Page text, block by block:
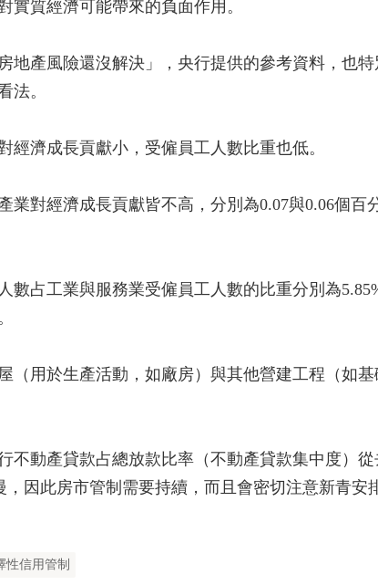
實質經濟可能帶來的負面作用。
地產風險還沒解決」，央行提供的參考資料，也
法。
濟成長貢獻小，受僱員工人數比重也低。
業對經濟成長貢獻皆不高，分別為0.07與0.06個百
數占工業與服務業受僱員工人數的比重分別為
（用於生產活動，如廠房）與其他營建工程（如
不動產貸款占總放款比率（不動產貸款集中度）
，因此房市管制需要持續，而且會密切注意新青安
性信用管制